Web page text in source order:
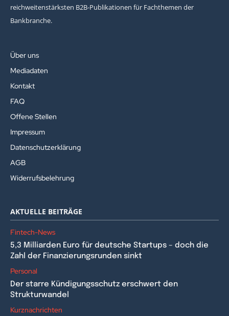
reichweitenstärksten B2B-Publikationen für Fachthemen der
Bankbranche.
Über uns
Mediadaten
Kontakt
FAQ
Offene Stellen
Impressum
Datenschutzerklärung
AGB
Widerrufsbelehrung
AKTUELLE BEITRÄGE
Fintech-News
5,3 Milliarden Euro für deutsche Startups – doch die
Zahl der Finanzierungsrunden sinkt
Personal
Der starre Kündigungsschutz erschwert den
Strukturwandel
Kurznachrichten